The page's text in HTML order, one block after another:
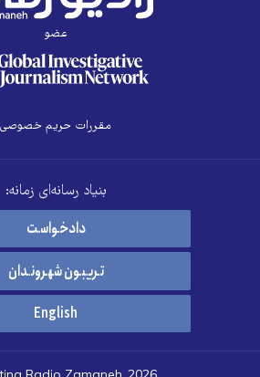
عضو
مقررات حریم خصوصی
بنیاد رسانه‌ای زمانه:
دادخواست
تریبون شهروندان
English